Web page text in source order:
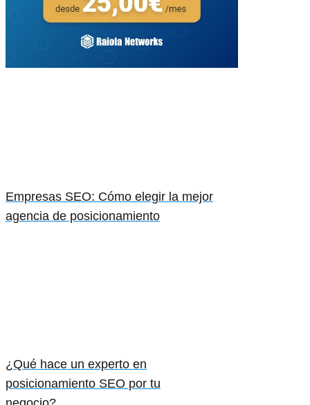
Empresas SEO: Cómo elegir la mejor
agencia de posicionamiento
¿Qué hace un experto en
posicionamiento SEO por tu